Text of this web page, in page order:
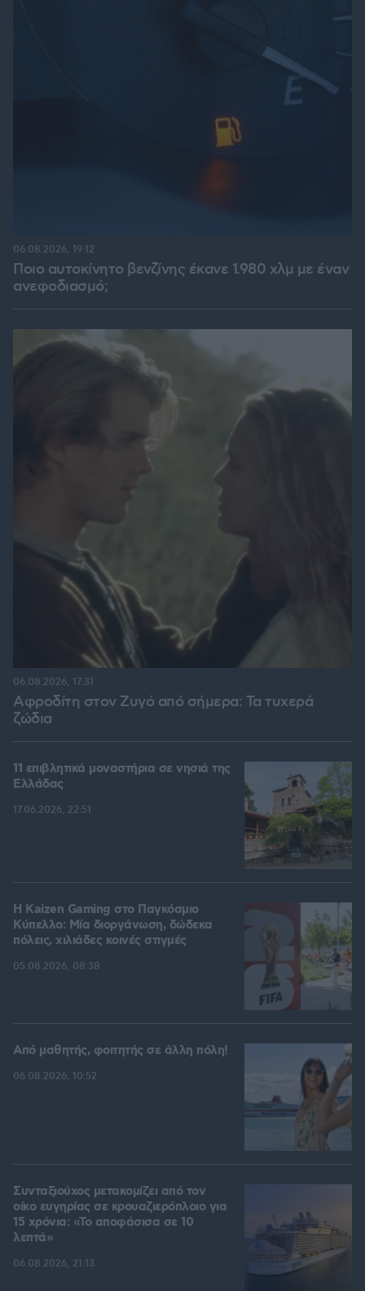
Ποιο αυτοκίνητο βενζίνης έκανε 1.980 χλμ με έναν
ανεφοδιασμό;
06.08.2026, 19:12
Αφροδίτη στον Ζυγό από σήμερα: Τα τυχερά
ζώδια
06.08.2026, 17:31
11 επιβλητικά μοναστήρια σε νησιά της
Ελλάδας
17.06.2026, 22:51
H Kaizen Gaming στο Παγκόσμιο
Kύπελλο: Μία διοργάνωση, δώδεκα
πόλεις, χιλιάδες κοινές στιγμές
05.08.2026, 08:38
Από μαθητής, φοιτητής σε άλλη πόλη!
06.08.2026, 10:52
Συνταξιούχος μετακομίζει από τον
οίκο ευγηρίας σε κρουαζιερόπλοιο για
15 χρόνια: «Το αποφάσισα σε 10
λεπτά»
06.08.2026, 21:13